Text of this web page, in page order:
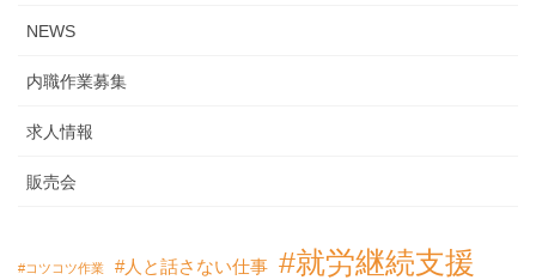
り
NEWS
内職作業募集
求人情報
販売会
#コツコツ作業 #人と話さない仕事 #就労継続支援